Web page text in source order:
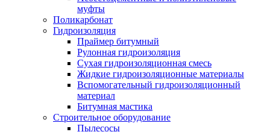
муфты
Поликарбонат
Гидроизоляция
Праймер битумный
Рулонная гидроизоляция
Сухая гидроизоляционная смесь
Жидкие гидроизоляционные материалы
Вспомогательный гидроизоляционный
материал
Битумная мастика
Строительное оборудование
Пылесосы